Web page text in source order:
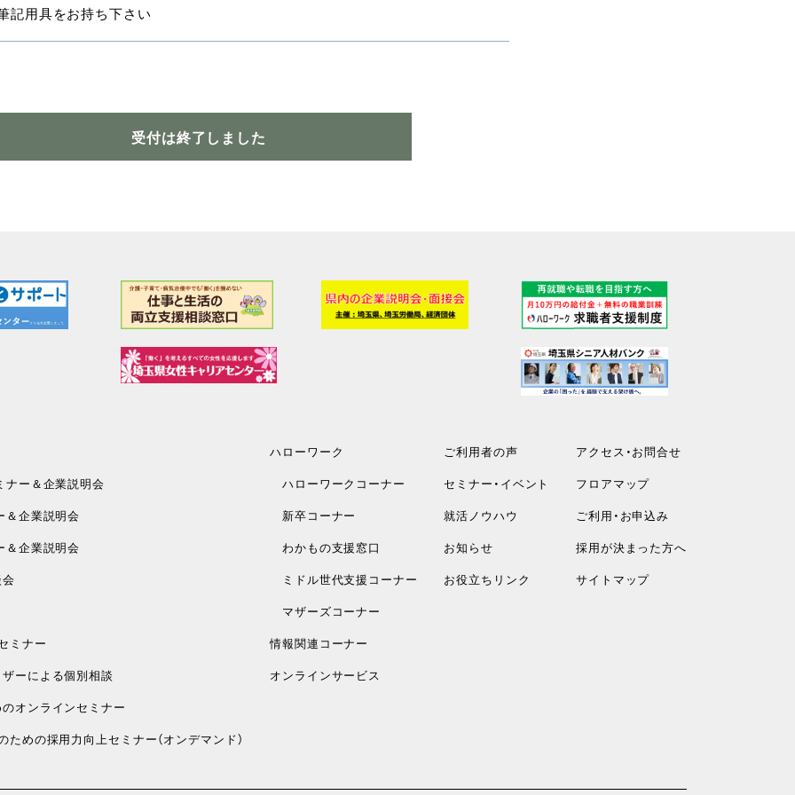
記用具をお持ち下さい
受付は終了しました
ー＆企業説明会
企業説明会
企業説明会
ミナー
ーによる個別相談
オンラインセミナー
めの採用力向上セミナー（オンデマンド）
ハローワーク
ハローワークコーナー
新卒コーナー
わかもの支援窓口
ミドル世代支援コーナー
マザーズコーナー
情報関連コーナー
オンラインサービス
ご利用者の声
セミナー・イベント
就活ノウハウ
お知らせ
お役立ちリンク
アクセス・お問合せ
フロアマップ
ご利用・お申込み
採用が決まった方へ
サイトマップ